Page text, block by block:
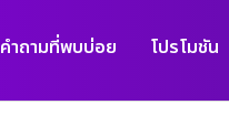
คำถามที่พบบ่อย โปรโมชัน